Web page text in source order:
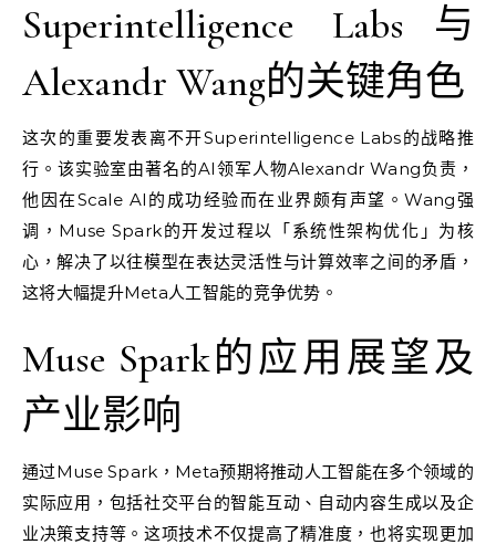
Superintelligence Labs与
Alexandr Wang的关键角色
这次的重要发表离不开Superintelligence Labs的战略推
行。该实验室由著名的AI领军人物Alexandr Wang负责，
他因在Scale AI的成功经验而在业界颇有声望。Wang强
调，Muse Spark的开发过程以「系统性架构优化」为核
心，解决了以往模型在表达灵活性与计算效率之间的矛盾，
这将大幅提升Meta人工智能的竞争优势。
Muse Spark的应用展望及
产业影响
通过Muse Spark，Meta预期将推动人工智能在多个领域的
实际应用，包括社交平台的智能互动、自动内容生成以及企
业决策支持等。这项技术不仅提高了精准度，也将实现更加